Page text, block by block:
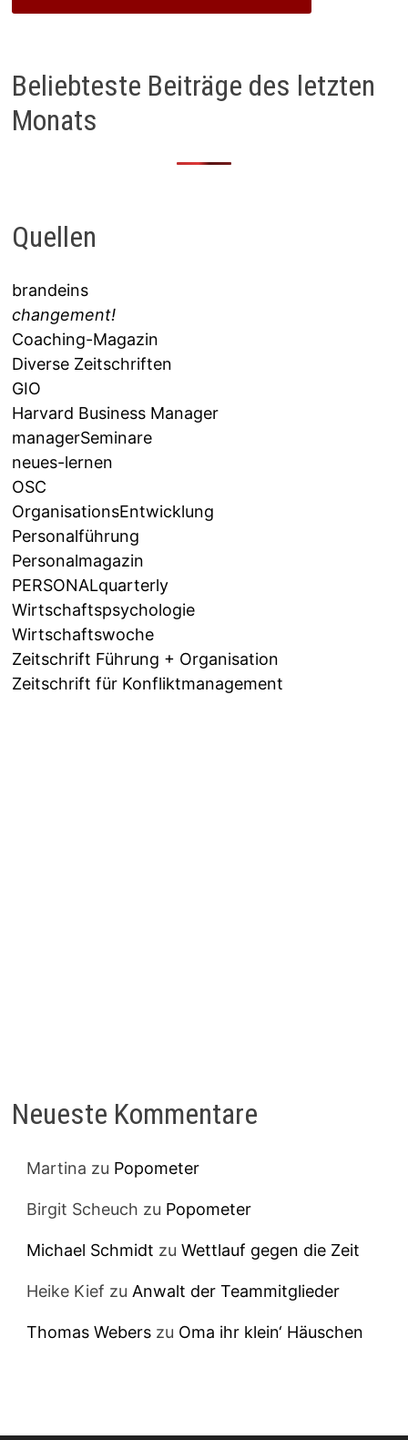
Beliebteste Beiträge des letzten
Monats
Quellen
brandeins
changement!
Coaching-Magazin
Diverse Zeitschriften
GIO
Harvard Business Manager
managerSeminare
neues-lernen
OSC
OrganisationsEntwicklung
Personalführung
Personalmagazin
PERSONALquarterly
Wirtschaftspsychologie
Wirtschaftswoche
Zeitschrift Führung + Organisation
Zeitschrift für Konfliktmanagement
Neueste Kommentare
Martina zu Popometer
Birgit Scheuch zu Popometer
Michael Schmidt zuWettlauf gegen die Zeit
Heike Kief zu Anwalt der Teammitglieder
Thomas Webers zu Oma ihr klein‘ Häuschen